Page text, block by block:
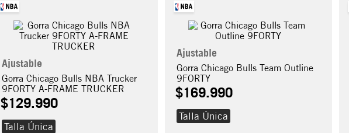
Ajustable
Gorra Chicago Bulls NBA Trucker
9FORTY A-FRAME TRUCKER
$129.990
Talla Única
Ajustable
Gorra Chicago Bulls Team Outline
9FORTY
$169.990
Talla Única